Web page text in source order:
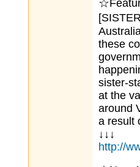
these
sister-
at the
around
a result
↓↓↓
http://